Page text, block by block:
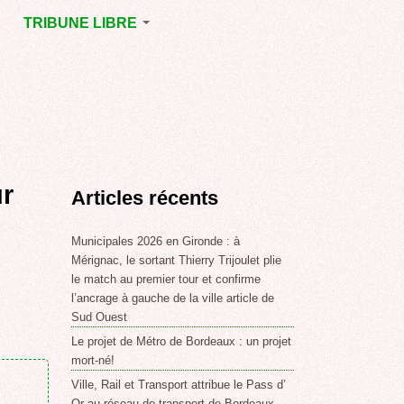
DE
TRIBUNE LIBRE
POINT DE VUE
Articles récents
Municipales 2026 en Gironde : à
Mérignac, le sortant Thierry Trijoulet plie
le match au premier tour et confirme
l’ancrage à gauche de la ville article de
Sud Ouest
Le projet de Métro de Bordeaux : un projet
mort-né!
Ville, Rail et Transport attribue le Pass d’